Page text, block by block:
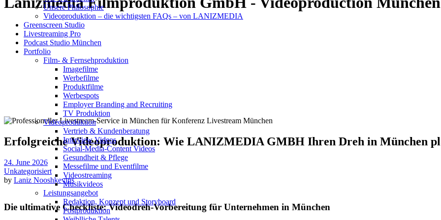
Unsere Philosophie
Videoproduktion – die wichtigsten FAQs – von LANIZMEDIA
Greenscreen Studio
Livestreaming Pro
Podcast Studio München
Portfolio
Film- & Fernsehproduktion
Imagefilme
Werbefilme
Produktfilme
Werbespots
Employer Branding and Recruiting
TV Produktion
Videoproduktion
Vertrieb & Kundenberatung
Interview Videos
Social-Media-Content Videos
Gesundheit & Pflege
Mes­se­filme und Eventfilme
Video­strea­ming
Musikvideos
Leis­tungs­an­ge­bot
Redak­ti­on, Kon­zept und Storyboard
Post­pro­duk­ti­on
Erfolgreiche Videoproduktion: Wie LANIZMEDIA GMBH Ihren Dreh in München
24. June 2026
Unkategorisiert
by Laniz Nooshkevins
Die ultimative Checkliste: Videodreh-Vorbereitung für Unternehmen in München